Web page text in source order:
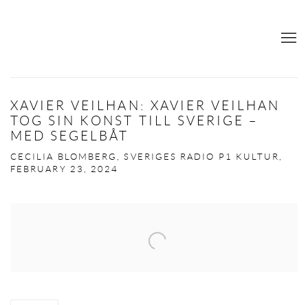
XAVIER VEILHAN: XAVIER VEILHAN
TOG SIN KONST TILL SVERIGE –
MED SEGELBÅT
CECILIA BLOMBERG, SVERIGES RADIO P1 KULTUR,
FEBRUARY 23, 2024